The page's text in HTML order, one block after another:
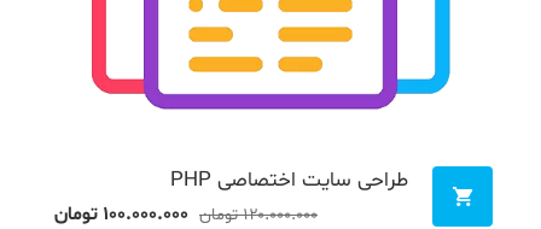
طراحی سایت اختصاصی PHP
۱۲۰.۰۰۰.۰۰۰ تومان ۱۰۰.۰۰۰.۰۰۰ تومان